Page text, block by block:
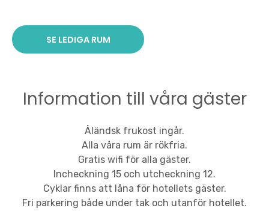
SE LEDIGA RUM
Information till våra gäster
Åländsk frukost ingår.
Alla våra rum är rökfria.
Gratis wifi för alla gäster.
Incheckning 15 och utcheckning 12.
Cyklar finns att låna för hotellets gäster.
Fri parkering både under tak och utanför hotellet.